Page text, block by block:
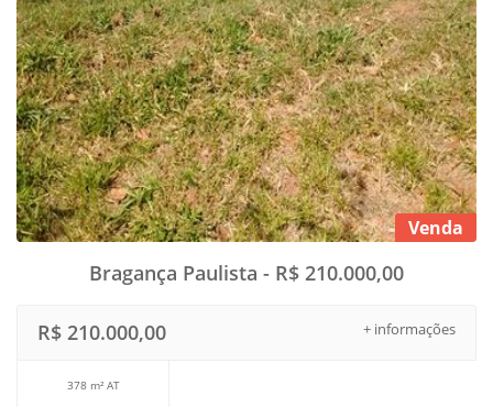
Venda
Bragança Paulista - R$ 210.000,00
+ informações
R$ 210.000,00
378 m² AT